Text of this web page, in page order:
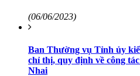
(06/06/2023)
Ban Thường vụ Tỉnh ủy
chỉ thị, quy định về công
Nhai